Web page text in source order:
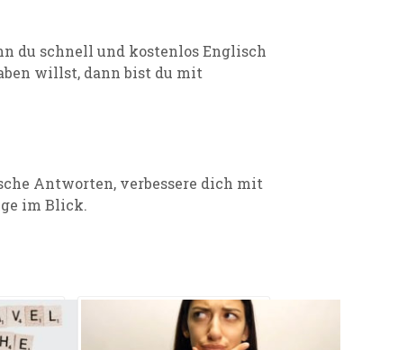
du schnell und kostenlos Englisch
willst, dann bist du mit
Antworten, verbessere dich mit
im Blick.